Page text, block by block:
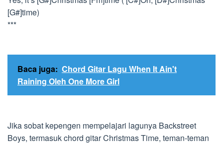
[G#]time)
***
Baca juga: Chord Gitar Lagu When It Ain't
Raining Oleh One More Girl
Jika sobat kepengen mempelajari lagunya Backstreet
Boys, termasuk chord gitar Christmas Time, teman-teman